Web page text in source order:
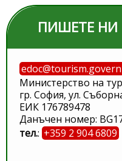
ПИШЕТЕ НИ
Министерство на
гр. София, ул.
ЕИК 176789478
Данъчен номер:
тел.: +359 2 904 6809